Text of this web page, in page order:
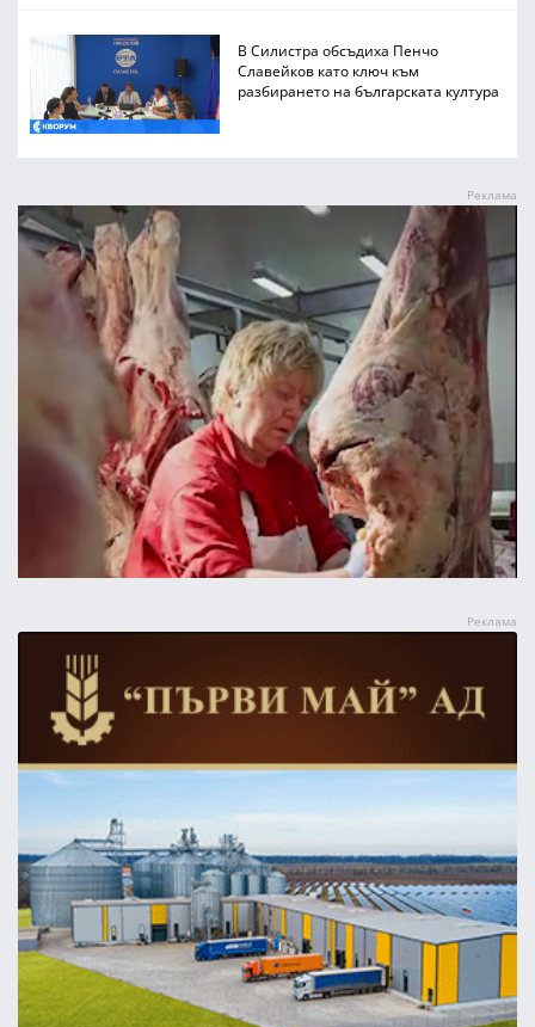
В Силистра обсъдиха Пенчо
Славейков като ключ към
разбирането на българската култура